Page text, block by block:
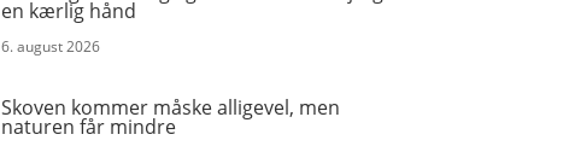
en kærlig hånd
6. august 2026
Skoven kommer måske alligevel, men
naturen får mindre